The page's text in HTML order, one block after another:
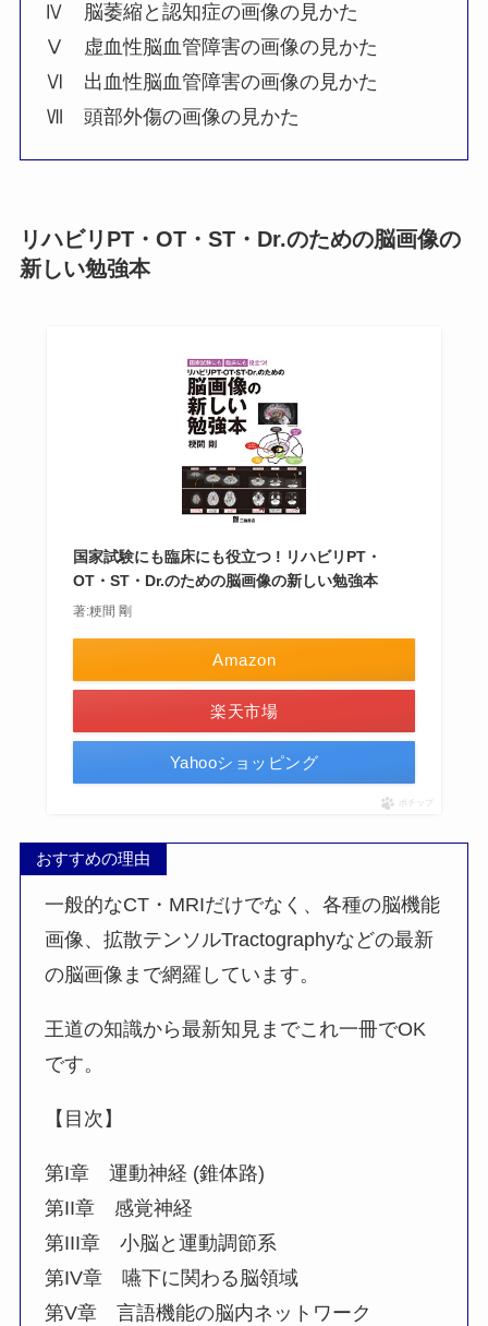
Ⅳ 脳萎縮と認知症の画像の見かた
Ⅴ 虚血性脳血管障害の画像の見かた
Ⅵ 出血性脳血管障害の画像の見かた
Ⅶ 頭部外傷の画像の見かた
リハビリPT・OT・ST・Dr.のための脳画像の
新しい勉強本
国家試験にも臨床にも役立つ ! リハビリPT・
OT・ST・Dr.のための脳画像の新しい勉強本
著:粳間 剛
Amazon
楽天市場
Yahooショッピング
ポチップ
おすすめの理由
一般的なCT・MRIだけでなく、各種の脳機能
画像、拡散テンソルTractographyなどの最新
の脳画像まで網羅しています。
王道の知識から最新知見までこれ一冊でOK
です。
【目次】
第I章 運動神経 (錐体路)
第II章 感覚神経
第III章 小脳と運動調節系
第IV章 嚥下に関わる脳領域
第V章 言語機能の脳内ネットワーク